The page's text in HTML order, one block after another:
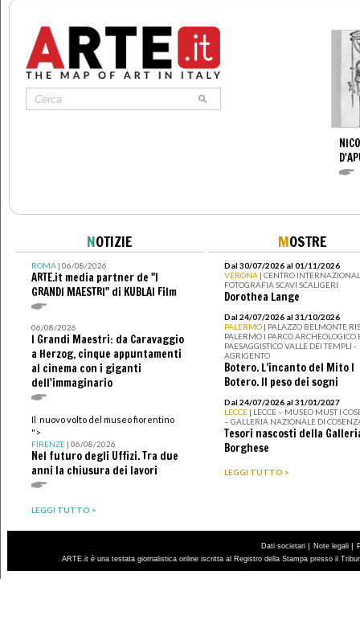
NOTIZIE
ROMA| 06/08/2026
ARTE.it media partner de "I
GRANDI MAESTRI" di KUBLAI Film
06/08/2026
I Grandi Maestri: da Caravaggio
a Herzog, cinque appuntamenti
al cinema con i giganti
dell'immaginario
Il nuovo volto del museo fiorentino
">
FIRENZE| 06/08/2026
Nel futuro degli Uffizi. Tra due
anni la chiusura dei lavori
LEGGI TUTTO >
MOSTRE
Dal 30/07/2026 al 01/11/2026
VERONA | CENTRO
FOTOGRAFIA SCAVI SCALIGERI
Dorothea Lange
Dal 24/07/2026 al 31/10/2026
PALERMO | PALAZZO BELMONTE
PALERMO I PARCO ARCHEOLOGICO
PAESAGGISTICO VALLE DEI TEMPLI -
AGRIGENTO
Botero. L’incanto del Mito I
Botero. Il peso dei sogni
Dal 24/07/2026 al 31/01/2027
LECCE | LECCE – MUSEO MUST I
– GALLERIA NAZIONALE DI
Tesori nascosti della
Borghese
LEGGI TUTTO >
Dati societari | Note legali |
ARTE.it è una testata giornalistica online iscritta al Registro della Stampa presso il